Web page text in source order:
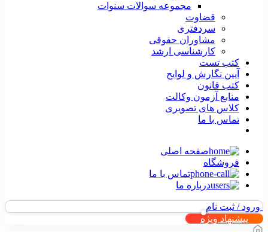
مجموعه سوالات سنوات
قضاوت
سردفتری
مشاوران حقوقی
کارشناسی ارشد
کتب تست
آیین نگارش و لوایح
کتب قانون
منابع آزمون وکالت
کلاس های تصویری
تماس با ما
صفحه اصلی
فروشگاه
تماس با ما
درباره ما
ورود / ثبت نام
پیشنهاد ویژه